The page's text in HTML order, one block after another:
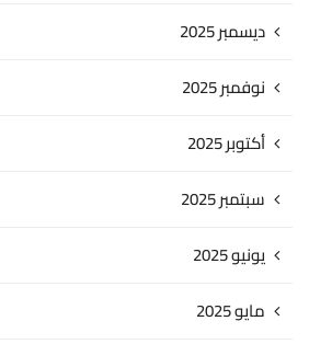
ديسمبر 2025
نوفمبر 2025
أكتوبر 2025
سبتمبر 2025
يونيو 2025
مايو 2025